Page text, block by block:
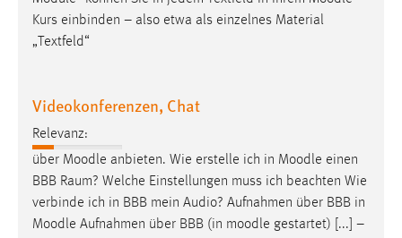
Kurs einbinden – also etwa als einzelnes Material
„Textfeld“
Videokonferenzen, Chat
Relevanz:
über Moodle anbieten. Wie erstelle ich in Moodle einen
BBB Raum? Welche Einstellungen muss ich beachten Wie
verbinde ich in BBB mein Audio? Aufnahmen über BBB in
Moodle Aufnahmen über BBB (in moodle gestartet) [...] –
Conversion-Tracking
Name:
_fbp
Anbieter:
Facebook